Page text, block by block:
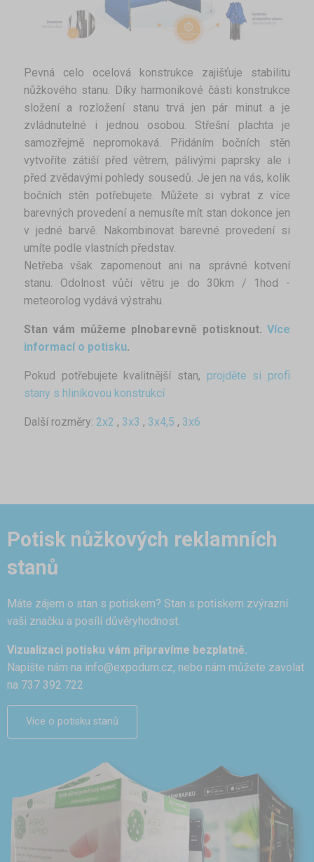
Pevná celo ocelová konstrukce zajišťuje stabilitu
nůžkového stanu. Díky harmonikové části konstrukce
složení a rozložení stanu trvá jen pár minut a je
zvládnutelné i jednou osobou. Střešní plachta je
samozřejmě nepromokavá. Přidáním bočních stěn
vytvoříte zátiší před větrem, pálivými paprsky ale i
před zvědavými pohledy sousedů. Je jen na vás, kolik
bočních stěn potřebujete. Můžete si vybrat z více
barevných provedení a nemusíte mít stan dokonce jen
v jedné barvě. Nakombinovat barevné provedení si
umíte podle vlastních představ.
Netřeba však zapomenout ani na správné kotvení
stanu. Odolnost vůči větru je do 30km / 1hod -
meteorolog vydává výstrahu.
Stan vám můžeme plnobarevně potisknout. Více
informací o potisku.
Pokud potřebujete kvalitnější stan, projděte si profi
stany s hliníkovou konstrukcí
Další rozměry: 2x2 , 3x3 , 3x4,5 , 3x6
Potisk nůžkových reklamních
stanů
Máte zájem o stan s potiskem? Stan s potiskem zvýrazní
vaši značku a posílí důvěryhodnost.
Vizualizaci potisku vám připravíme bezplatně.
Napište nám na info@expodum.cz, nebo nám můžete zavolat
na 737 392 722
Více o potisku stanů